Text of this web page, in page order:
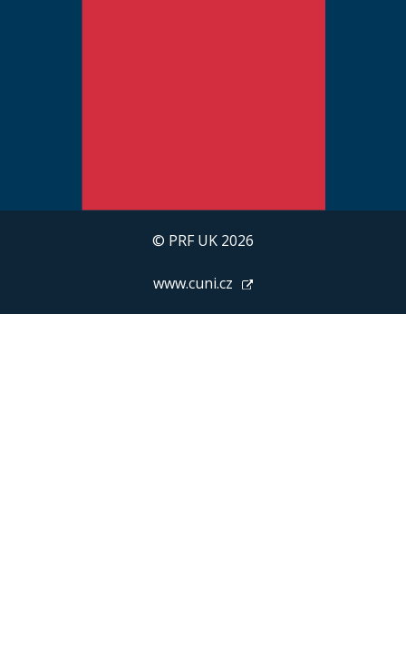
© PRF UK 2026
www.cuni.cz